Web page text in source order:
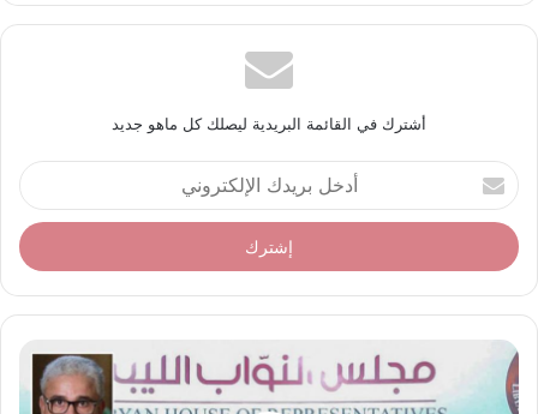
أشترك في القائمة البريدية ليصلك كل ماهو جديد
أ
د
خ
ل
ر
د
ك
ا